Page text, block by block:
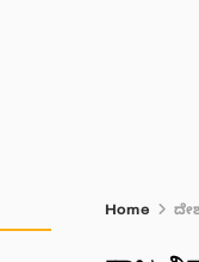
Home